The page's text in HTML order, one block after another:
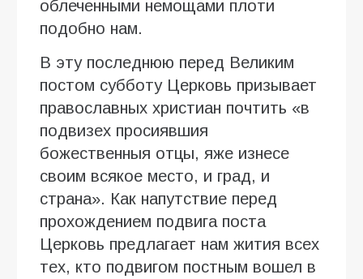
облеченными немощами плоти
подобно нам.
В эту последнюю перед Великим
постом субботу Церковь призывает
православных христиан почтить «в
подвизех просиявшия
божественныя отцы, яже изнесе
своим всякое место, и град, и
страна». Как напутствие перед
прохождением подвига поста
Церковь предлагает нам жития всех
тех, кто подвигом постным вошел в